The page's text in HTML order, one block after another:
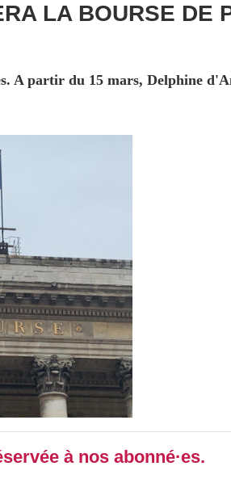
LA BOURSE DE
A partir du 15 mars, Delphine
à nos abonné·es.